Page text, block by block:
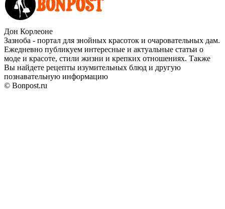
Дон Корлеоне
Зазноба - портал для знойных красоток и очаровательных дам.
Ежедневно публикуем интересные и актуальные статьи о
моде и красоте, стили жизни и крепких отношениях. Также
Вы найдете рецепты изумительных блюд и другую
познавательную информацию
© Bonpost.ru